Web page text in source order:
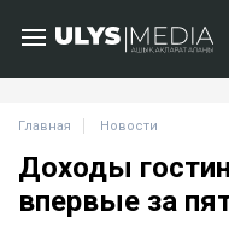
Главная Новости
Доходы
впервые за